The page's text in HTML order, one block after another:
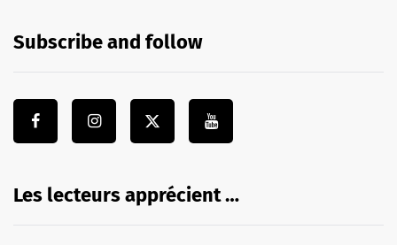
Subscribe and follow
Les lecteurs apprécient …